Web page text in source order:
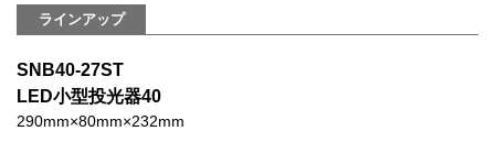
ラインアップ
SNB40-27ST
LED小型投光器40
290mm×80mm×232mm